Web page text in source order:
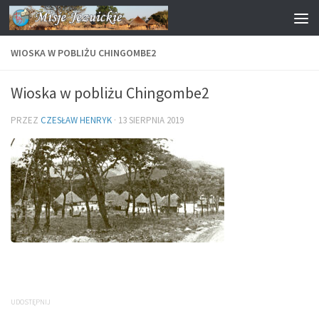
Przejdź do treści
WIOSKA W POBLIŻU CHINGOMBE2
Wioska w pobliżu Chingombe2
PRZEZ CZESŁAW HENRYK · 13 SIERPNIA 2019
UDOSTĘPNIJ